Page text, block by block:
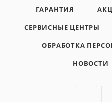
ГАРАНТИЯ
СЕРВИСНЫЕ ЦЕНТРЫ
ОБРАБОТКА
НОВОСТИ